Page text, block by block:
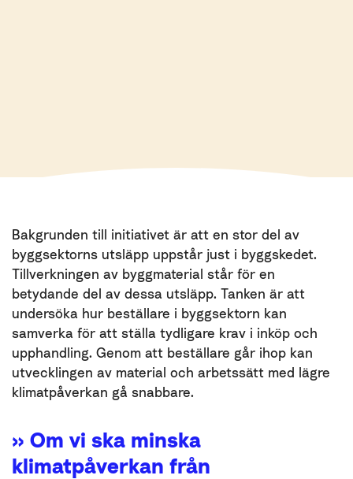
Bakgrunden till initiativet är att en stor del av
byggsektorns utsläpp uppstår just i byggskedet.
Tillverkningen av byggmaterial står för en
betydande del av dessa utsläpp. Tanken är att
undersöka hur beställare i byggsektorn kan
samverka för att ställa tydligare krav i inköp och
upphandling. Genom att beställare går ihop kan
utvecklingen av material och arbetssätt med lägre
klimatpåverkan gå snabbare.
» Om vi ska minska
klimatpåverkan från